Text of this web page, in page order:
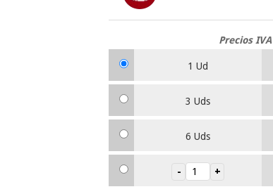
Precios
1 Ud
3 Uds
6 Uds